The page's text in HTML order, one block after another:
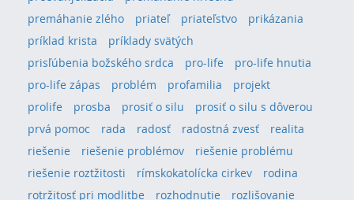
premáhanie zlého
priateľ priateľstvo
prikázania
príklad krista
príklady svätých
prisľúbenia božského srdca
pro-life
pro-life hnutia
pro-life zápas
problém profamilia
projekt
prolife
prosba prosiť o silu
prosiť o silu s dôverou
prvá pomoc
rada radosť radostná zvesť
realita
riešenie
riešenie problémov
riešenie problému
riešenie roztžitosti
rímskokatolícka cirkev
rodina
rotržitosť pri modlitbe
rozhodnutie
rozlišovanie